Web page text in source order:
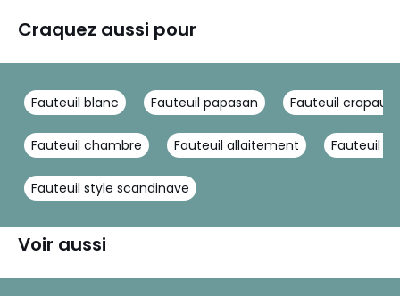
Craquez aussi pour
Fauteuil blanc Fauteuil papasan Fauteuil crapaud
Fauteuil chambre Fauteuil allaitement Fauteuil
Fauteuil style scandinave
Voir aussi